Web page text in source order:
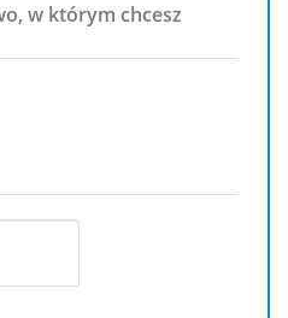
w którym chcesz